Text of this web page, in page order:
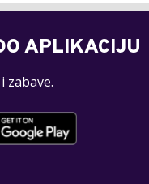
APLIKACIJU
zabave.